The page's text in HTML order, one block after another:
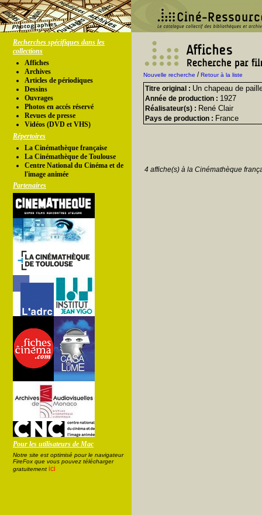
Recherches spécifiques dans les
collections
Affiches
Archives
Articles de périodiques
Dessins
Ouvrages
Photos en accés réservé
Revues de presse
Vidéos (DVD et VHS)
Répertoires
La Cinémathèque française
La Cinémathèque de Toulouse
Centre National du Cinéma et de
l'image animée
Partenaires
Pour les utilisateurs de Mac
Notre site est optimisé pour le navigateur
FireFox que vous pouvez télécharger
gratuitement ici
Nouvelle recherche /Retour à la liste
Titre original : Un chapeau de
Année de production : 1927
Réalisateur(s) : René Clair
Pays de production : France
4 affiche(s) à la Cinémathèque